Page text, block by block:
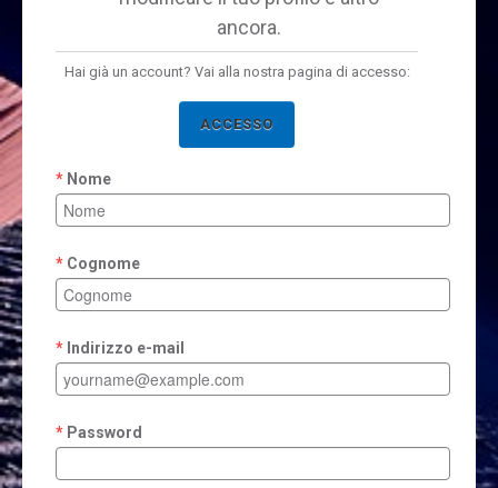
ancora.
Hai già un account? Vai alla nostra pagina di accesso:
ACCESSO
Nome
Cognome
Indirizzo e-mail
Password